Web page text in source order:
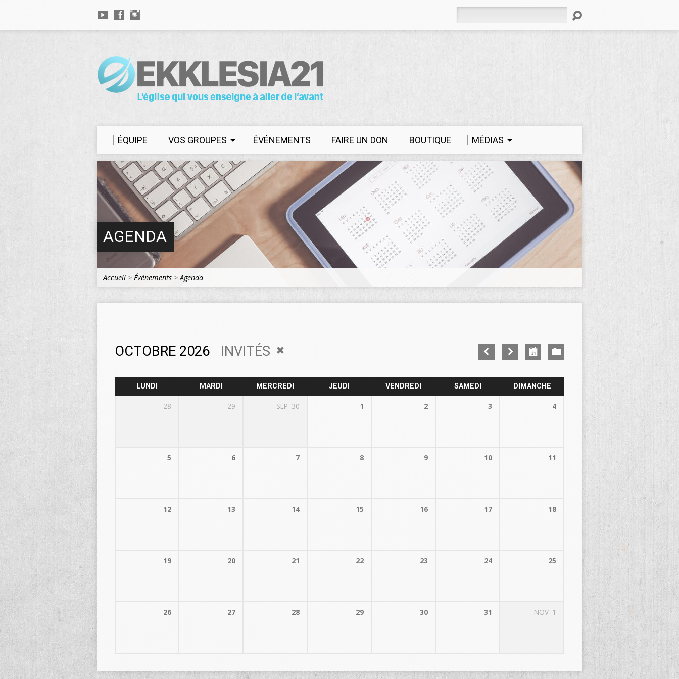
ÉQUIPE VOS GROUPES ÉVÉNEMENTS FAIRE UN DON BOUTIQUE MÉDIAS
AGENDA
Accueil > Événements >Agenda
OCTOBRE 2026 INVITÉS
LUNDI MARDI MERCREDI JEUDI VENDREDI SAMEDI DIMANCHE
28 29 SEP 30 1 2 3 4
5 6 7 8 9 10 11
12 13 14 15 16 17 18
19 20 21 22 23 24 25
26 27 28 29 30 31 NOV 1